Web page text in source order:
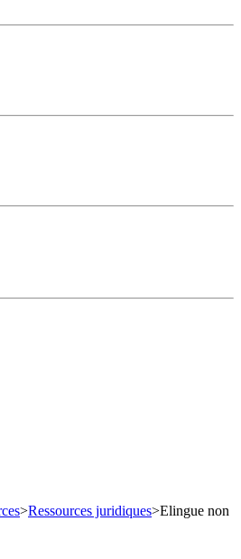
>Ressources juridiques>Elingue non